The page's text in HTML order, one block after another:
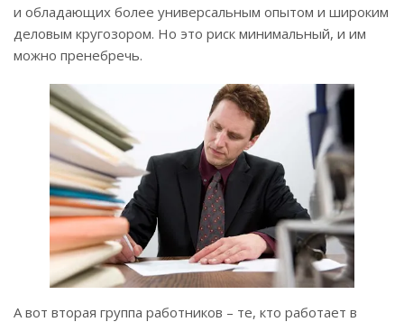
и обладающих более универсальным опытом и широким
деловым кругозором. Но это риск минимальный, и им
можно пренебречь.
А вот вторая группа работников – те, кто работает в